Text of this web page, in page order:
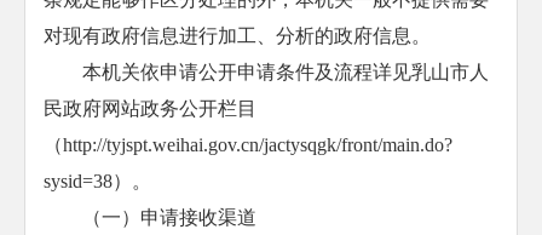
对现有政府信息进行加工、分析的政府信息。
本机关依申请公开申请条件及流程详见乳山市人
民政府网站政务公开栏目
（http://tyjspt.weihai.gov.cn/jactysqgk/front/main.do?
sysid=38）。
（一）申请接收渠道